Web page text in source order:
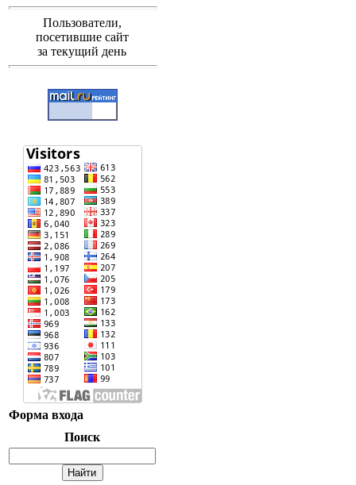
Пользователи,
посетившие сайт
за текущий день
Форма входа
Поиск